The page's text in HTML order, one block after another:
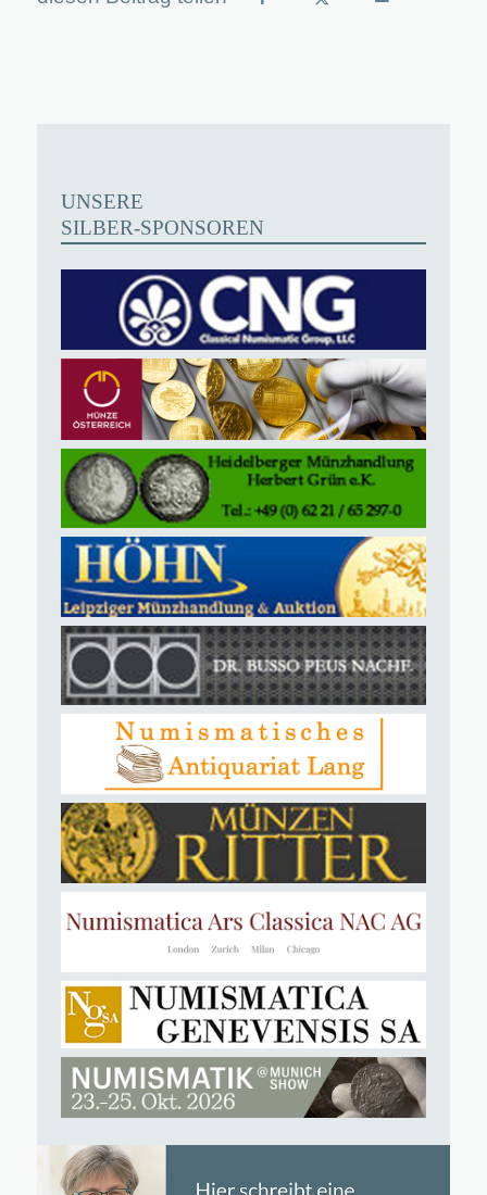
UNSERE
SILBER-SPONSOREN